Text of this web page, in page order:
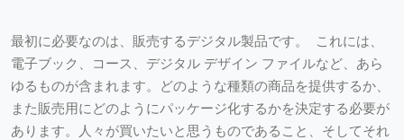
最初に必要なのは、販売するデジタル製品です。 これには、
電子ブック、コース、デジタル デザイン ファイルなど、あら
ゆるものが含まれます。どのような種類の商品を提供するか、
また販売用にどのようにパッケージ化するかを決定する必要が
あります。人々が買いたいと思うものであること、そしてそれ